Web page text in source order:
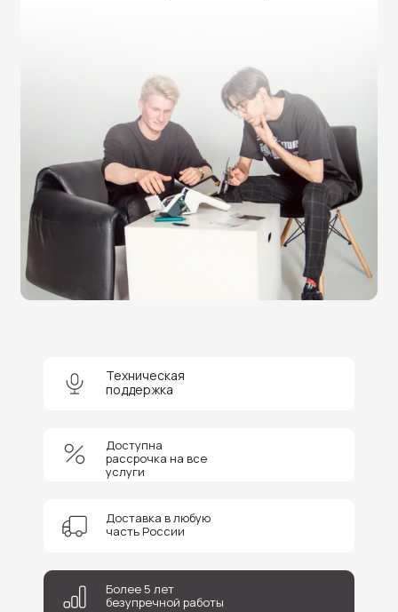
Техническая
поддержка
Доставка в любую
часть России
Доступна
рассрочка на все
услуги
Более 5 лет
безупречной работы
Нужна помощь в выборе?
Оставьте заявку на бесплатную
консультацию и получите скидку 5%
на покупку оборудования или
Соглашаюсь на обработку персональных данных